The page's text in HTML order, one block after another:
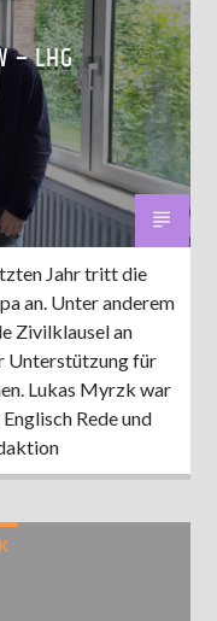
– LHG
Jahr tritt die
an. Unter anderem
Zivilklausel an
Unterstützung für
Lukas Myrzk war
Rede und